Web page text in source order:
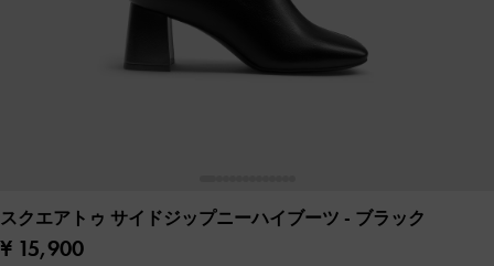
スクエアトゥ サイドジップニーハイブーツ - ブラック
¥ 15,900